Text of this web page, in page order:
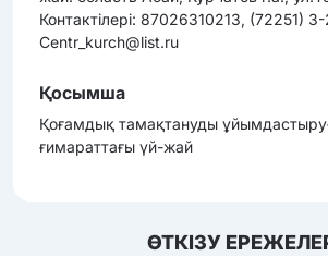
Контактілері: 87026310213, (72251)
Centr_kurch@list.ru
Қосымша
Қоғамдық тамақтануды
ғимараттағы үй-жай
ӨТКІЗУ